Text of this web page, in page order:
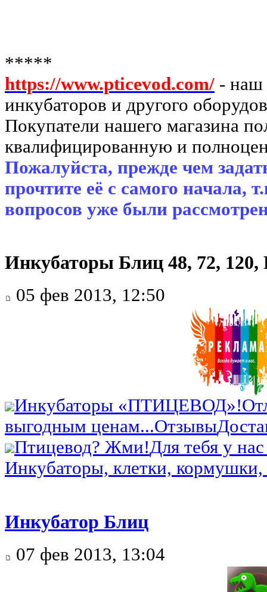
*****
https://www.pticevod.com/ - наш
инкубаторов и другого
Покупатели нашего магазина
квалифицированную и
Пожалуйста, прежде чем
прочтите её с самого начала,
вопросов уже были
Инкубаторы Блиц 48, 72,
05 фев 2013, 12:50
Инкубаторы «ПТИЦЕВОД»!
выгодным ценам...Отзывы
Птицевод? Жми!Для тебя у
Инкубаторы, клетки,
Инкубатор Блиц
07 фев 2013, 13:04